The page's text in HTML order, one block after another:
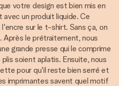
votre design est bien mis en
un produit liquide. Ce
sur le t-shirt. Sans ça, on
Après le prétraitement, nous
grande presse qui le comprime
soient aplatis. Ensuite, nous
pour qu'il reste bien serré et
imprimantes savent quel motif